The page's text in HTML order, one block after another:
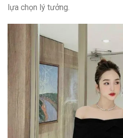
lựa chọn lý tưởng.